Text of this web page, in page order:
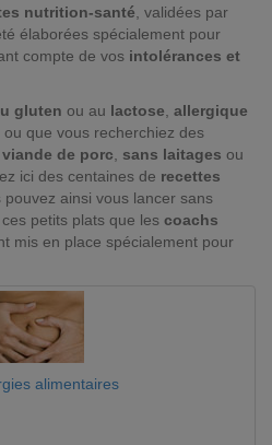
nutrition-santé , validées par
élaborées spécialement pour
compte de vos intolérances et
gluten ou au lactose allergique
ou que vous recherchiez des
de porc sans laitages ou
ici des centaines de recettes
pouvez ainsi vous lancer sans
petits plats que les coachs
mis en place spécialement pour
alimentaires